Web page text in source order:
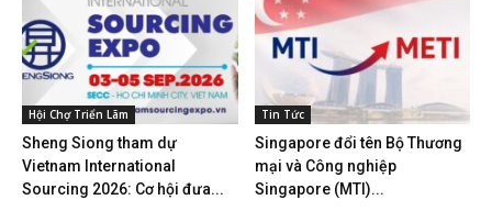
Hội Chợ Triển Lãm
Sheng Siong tham dự
Vietnam International
Sourcing 2026: Cơ hội đưa...
Tin Tức
Singapore đổi tên Bộ Thương
mại và Công nghiệp
Singapore (MTI)...